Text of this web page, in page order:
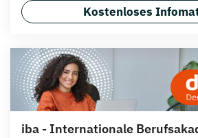
Kostenloses
iba - Internationale